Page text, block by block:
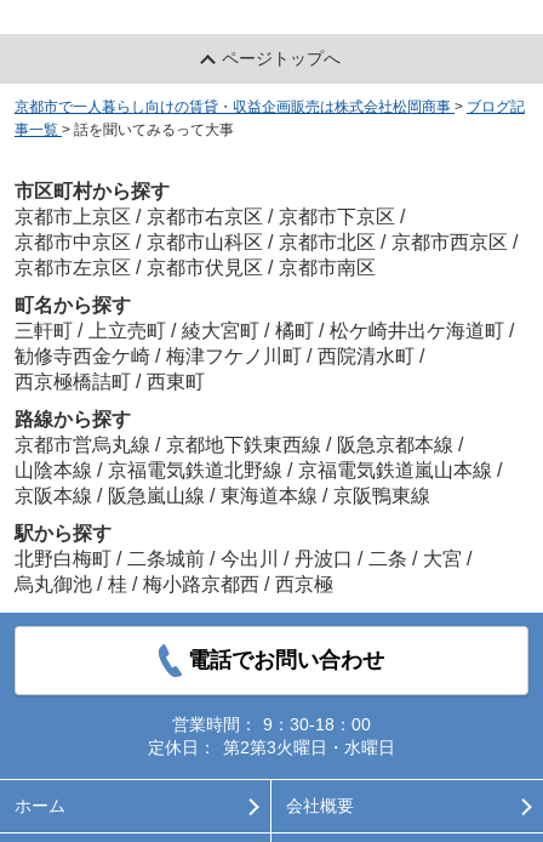
ページトップへ
京都市で一人暮らし向けの賃貸・収益企画販売は株式会社松岡商事 > ブログ記
事一覧 > 話を聞いてみるって大事
市区町村から探す
京都市上京区 / 京都市右京区 / 京都市下京区 /
京都市中京区 / 京都市山科区 / 京都市北区 / 京都市西京区 /
京都市左京区 / 京都市伏見区 / 京都市南区
町名から探す
三軒町 / 上立売町 / 綾大宮町 / 橘町 / 松ケ崎井出ケ海道町 /
勧修寺西金ケ崎 / 梅津フケノ川町 / 西院清水町 /
西京極橋詰町 / 西東町
路線から探す
京都市営烏丸線 / 京都地下鉄東西線 / 阪急京都本線 /
山陰本線 / 京福電気鉄道北野線 / 京福電気鉄道嵐山本線 /
京阪本線 / 阪急嵐山線 / 東海道本線 / 京阪鴨東線
駅から探す
北野白梅町 / 二条城前 / 今出川 / 丹波口 / 二条 / 大宮 /
烏丸御池 / 桂 / 梅小路京都西 / 西京極
電話でお問い合わせ
営業時間：
9：30-18：00
定休日：
第2第3火曜日・水曜日
ホーム 会社概要